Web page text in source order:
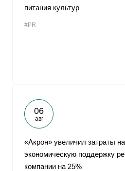
питания культур
#PR
06
авг
«Акрон» увеличил затраты
экономическую поддержку
компании на 25%